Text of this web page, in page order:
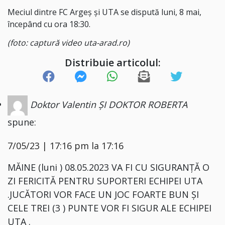
Meciul dintre FC Argeș și UTA se dispută luni, 8 mai,
începând cu ora 18:30.
(foto: captură video uta-arad.ro)
Distribuie articolul:
Doktor Valentin ȘI DOKTOR ROBERTA
spune:
7/05/23 | 17:16 pm la 17:16
MĂINE (luni ) 08.05.2023 VA FI CU SIGURANȚĂ O
ZI FERICITĂ PENTRU SUPORTERI ECHIPEI UTA
.JUCĂTORI VOR FACE UN JOC FOARTE BUN ȘI
CELE TREI (3 ) PUNTE VOR FI SIGUR ALE ECHIPEI
UTA .